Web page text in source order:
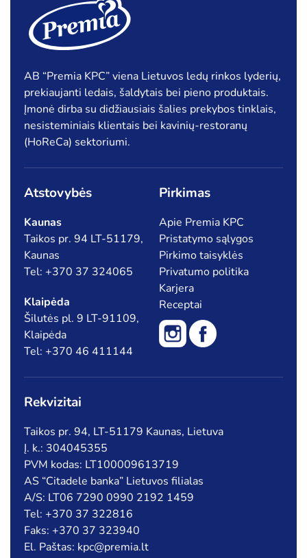
AB “Premia KPC” viena Lietuvos ledų rinkos lyderių,
prekiaujanti ledais, šaldytais bei pieno produktais.
Įmonė dirba su didžiausiais šalies prekybos tinklais,
nesisteminiais klientais bei kavinių-restoranų
(HoReCa) sektoriumi.
Atstovybės
Kaunas
Taikos pr. 94 LT-51179,
Kaunas
Tel: +370 37 324065
Klaipėda
Šilutės pl. 9 LT-91109,
Klaipėda
Tel: +370 46 411144
Pirkimas
Apie Premia KPC
Pristatymo sąlygos
Pirkimo taisyklės
Privatumo politika
Karjera
Receptai
Rekvizitai
Taikos pr. 94, LT-51179 Kaunas, Lietuva
Į. k.: 304045355
PVM kodas: LT100009613719
AS “Citadele banka” Lietuvos filialas
A/S: LT06 7290 0990 2192 1459
Tel: +370 37 322816
Faks: +370 37 323940
El. Paštas: kpc@premia.lt